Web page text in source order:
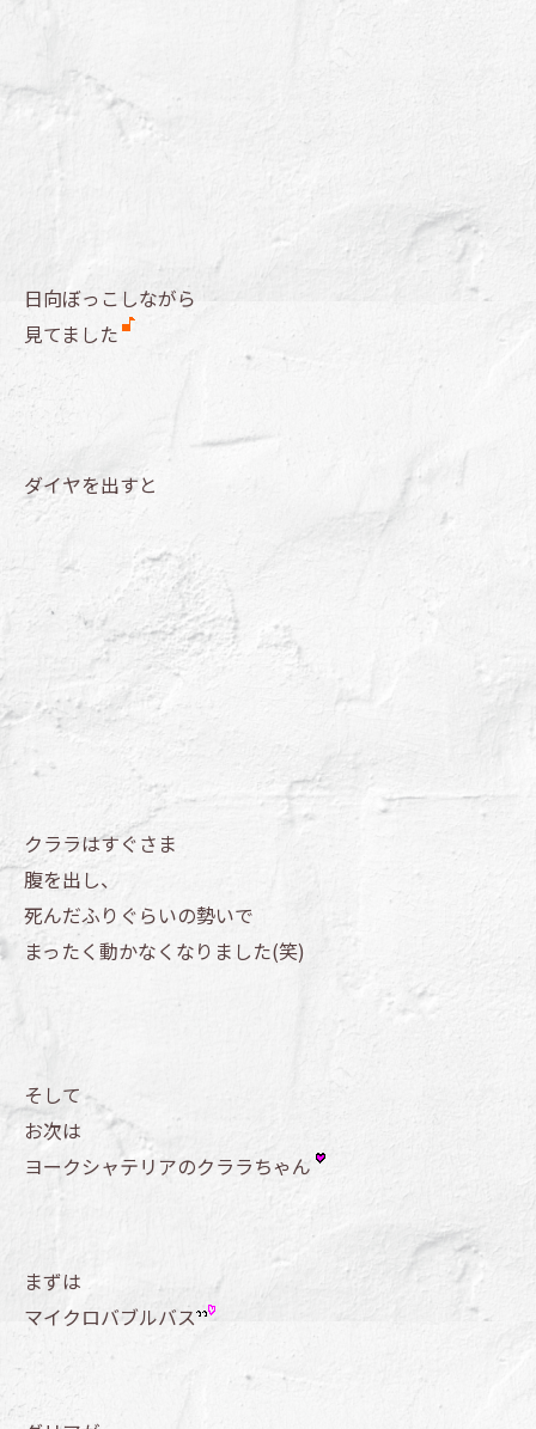
日向ぼっこしながら
見てました
ダイヤを出すと
クララはすぐさま
腹を出し、
死んだふりぐらいの勢いで
まったく動かなくなりました(笑)
そして
お次は
ヨークシャテリアのクララちゃん
まずは
マイクロバブルバス